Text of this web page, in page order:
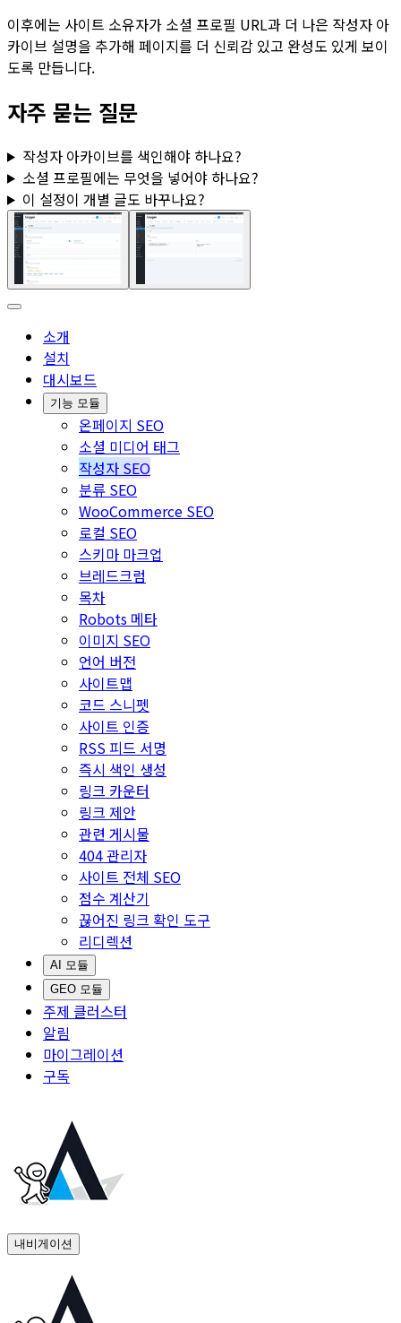
이후에는 사이트 소유자가 소셜 프로필 URL과 더 나은 작성자 아
카이브 설명을 추가해 페이지를 더 신뢰감 있고 완성도 있게 보이
도록 만듭니다.
자주 묻는 질문
작성자 아카이브를 색인해야 하나요?
소셜 프로필에는 무엇을 넣어야 하나요?
이 설정이 개별 글도 바꾸나요?
소개
설치
대시보드
기능 모듈
온페이지 SEO
소셜 미디어 태그
작성자 SEO
분류 SEO
WooCommerce SEO
로컬 SEO
스키마 마크업
브레드크럼
목차
Robots 메타
이미지 SEO
언어 버전
사이트맵
코드 스니펫
사이트 인증
RSS 피드 서명
즉시 색인 생성
링크 카운터
링크 제안
관련 게시물
404 관리자
사이트 전체 SEO
점수 계산기
끊어진 링크 확인 도구
리디렉션
AI 모듈
GEO 모듈
주제 클러스터
알림
마이그레이션
구독
내비게이션